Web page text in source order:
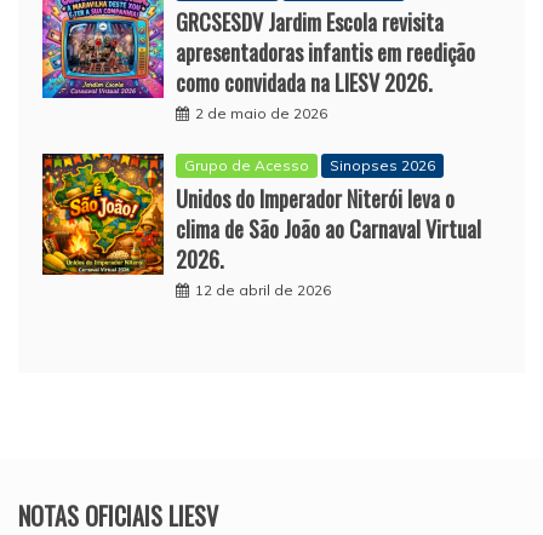
GRCSESDV Jardim Escola revisita
apresentadoras infantis em reedição
como convidada na LIESV 2026.
2 de maio de 2026
Grupo de Acesso Sinopses 2026
Unidos do Imperador Niterói leva o
clima de São João ao Carnaval Virtual
2026.
12 de abril de 2026
NOTAS OFICIAIS LIESV